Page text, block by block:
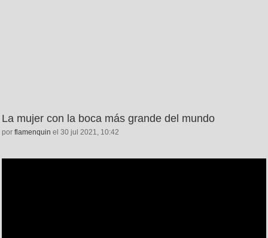
La mujer con la boca más grande del mundo
por flamenquin el 30 jul 2021, 10:42